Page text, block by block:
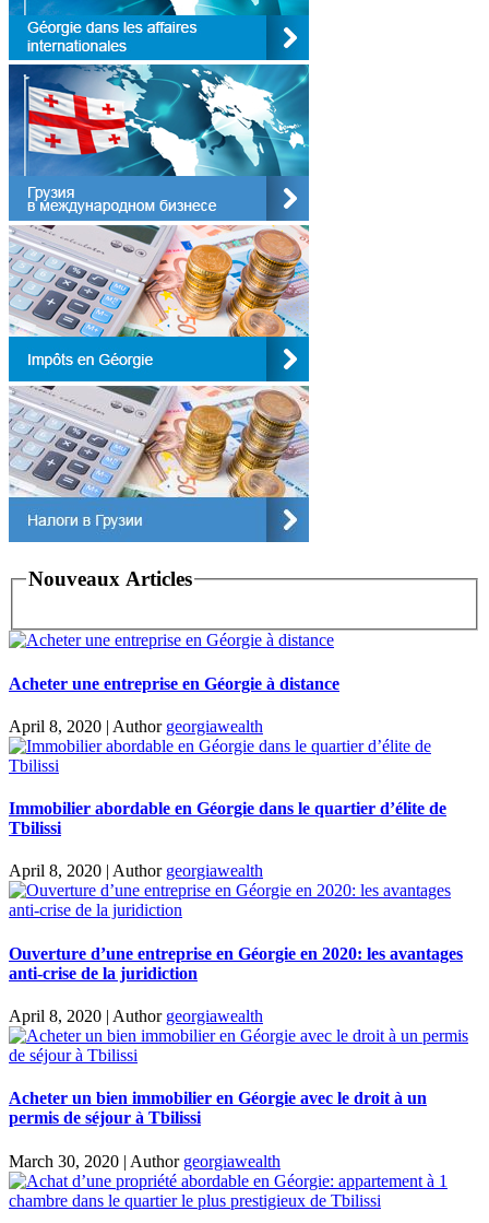
Nouveaux Articles
Acheter une entreprise en Géorgie à distance
April 8, 2020 | Author georgiawealth
Immobilier abordable en Géorgie dans le quartier d’élite de
Tbilissi
April 8, 2020 Author georgiawealth
Ouverture d’une entreprise en Géorgie en 2020: les avantages
anti-crise de la juridiction
April 8, 2020 | Author georgiawealth
Acheter un bien immobilier en Géorgie avec le droit à un
permis de séjour à Tbilissi
March 30, 2020 | Author georgiawealth